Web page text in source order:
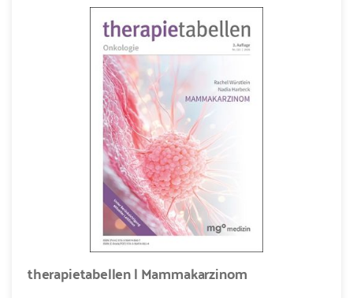
therapietabellen | Mammakarzinom